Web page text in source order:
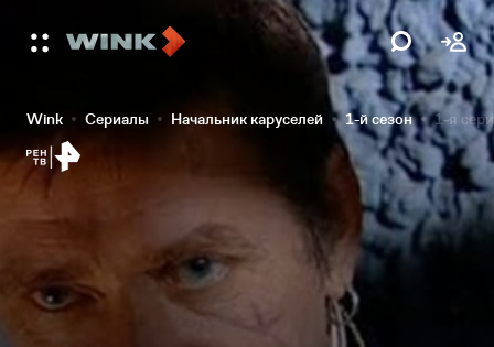
Wink Сериалы Начальник каруселей 1-й сезон 1-я